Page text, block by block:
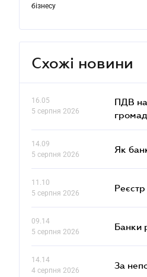
бізнесу
Схожі новини
16.05
5 серпня 2026
ПДВ на
14.09
5 серпня 2026
Як
11.10
5 серпня 2026
09.14
5 серпня 2026
Банки
14.14
4 серпня 2026
За